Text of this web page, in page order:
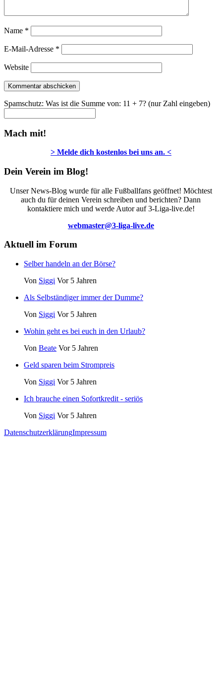
Name *
E-Mail-Adresse *
Website
Spamschutz: Was ist die Summe von: 11 + 7? (nur Zahl eingeben)
Mach mit!
> Melde dich kostenlos bei uns an. <
Dein Verein im Blog!
Unser News-Blog wurde für alle Fußballfans geöffnet! Möchtest
auch du für deinen Verein schreiben und berichten? Dann
kontaktiere mich und werde Autor auf 3-Liga-live.de!
webmaster@3-liga-live.de
Aktuell im Forum
Selber handeln an der Börse?
Von Siggi Vor 5 Jahren
Als Selbständiger immer der Dumme?
Von Siggi Vor 5 Jahren
Wohin geht es bei euch in den Urlaub?
Von Beate Vor 5 Jahren
Geld sparen beim Strompreis
Von Siggi Vor 5 Jahren
Ich brauche einen Sofortkredit - seriös
Von Siggi Vor 5 Jahren
DatenschutzerklärungImpressum